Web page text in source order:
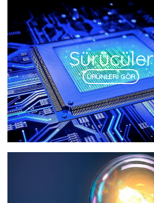
Sürücüler
ÜRÜNLERİ GÖR